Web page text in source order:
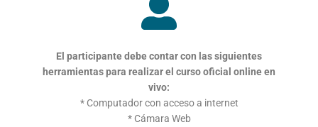
El participante debe contar con las siguientes
herramientaspara realizar el curso oficial online en
vivo:
* Computador con acceso a internet
* Cámara Web